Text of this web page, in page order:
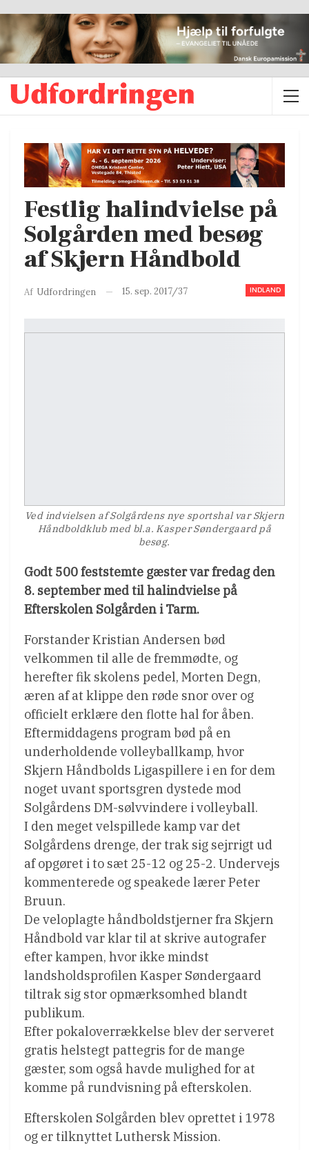
Festlig halindvielse på
Solgården med besøg
af Skjern Håndbold
INDLAND
Af Udfordringen 15. sep. 2017/37
Ved indvielsen af Solgårdens nye sportshal var Skjern
Håndboldklub med bl.a. Kasper Søndergaard på
besøg.
Godt 500 feststemte gæster var fredag den
8. september med til halindvielse på
Efterskolen Solgården i Tarm.
Forstander Kristian Andersen bød
velkommen til alle de fremmødte, og
herefter fik skolens pedel, Morten Degn,
æren af at klippe den røde snor over og
officielt erklære den flotte hal for åben.
Eftermiddagens program bød på en
underholdende volleyballkamp, hvor
Skjern Håndbolds Ligaspillere i en for dem
noget uvant sportsgren dystede mod
Solgårdens DM-sølvvindere i volleyball.
I den meget velspillede kamp var det
Solgårdens drenge, der trak sig sejrrigt ud
af opgøret i to sæt 25-12 og 25-2. Undervejs
kommenterede og speakede lærer Peter
Bruun.
De veloplagte håndboldstjerner fra Skjern
Håndbold var klar til at skrive autografer
efter kampen, hvor ikke mindst
landsholdsprofilen Kasper Søndergaard
tiltrak sig stor opmærksomhed blandt
publikum.
Efter pokaloverrækkelse blev der serveret
gratis helstegt pattegris for de mange
gæster, som også havde mulighed for at
komme på rundvisning på efterskolen.
Efterskolen Solgården blev oprettet i 1978
og er tilknyttet Luthersk Mission.